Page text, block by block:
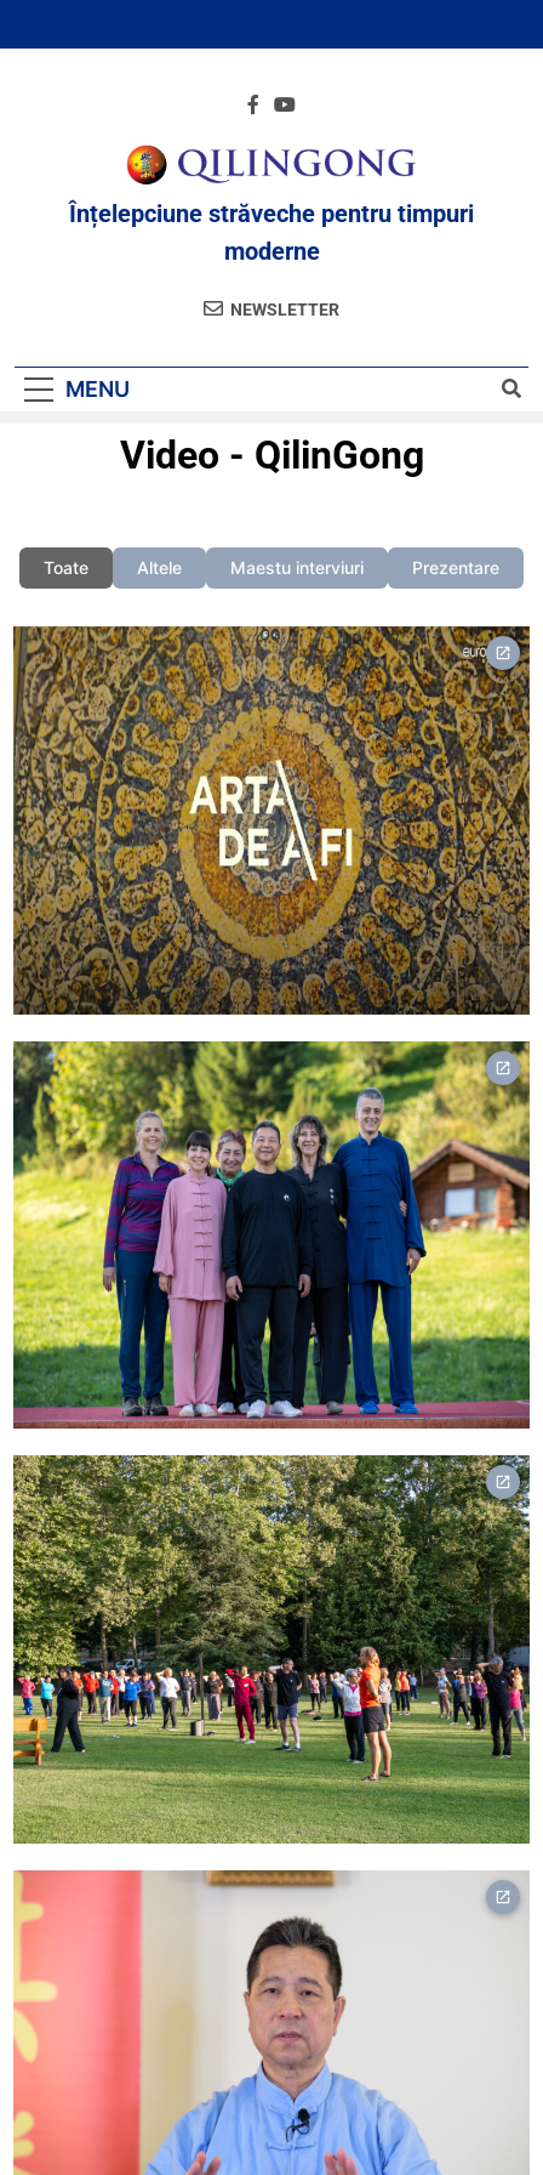
Înțelepciune străveche pentru timpuri
moderne
NEWSLETTER
MENU
Video - QilinGong
Toate Altele Maestu interviuri Prezentare